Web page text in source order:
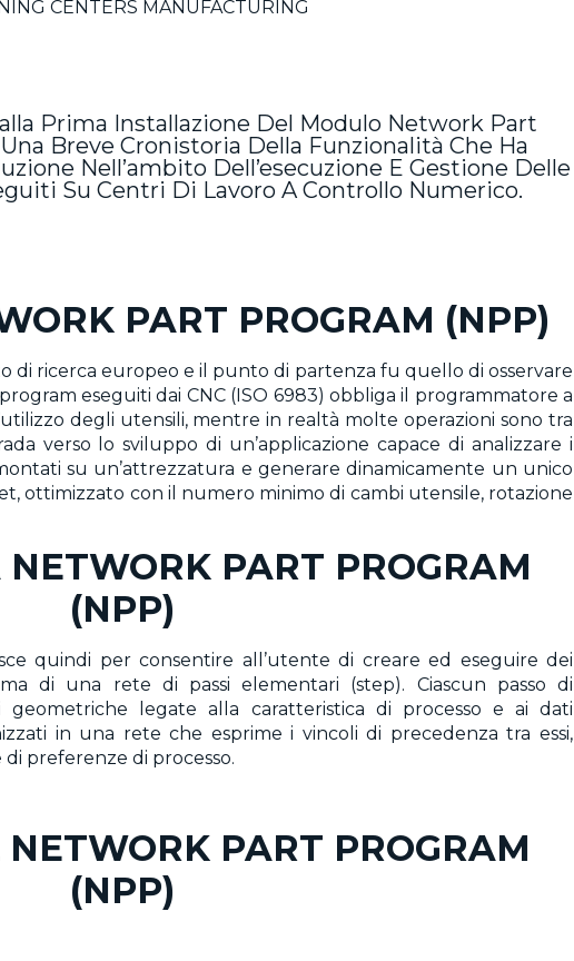
CENTERS MANUFACTURING
Prima Installazione Del Modulo Network Part
Breve Cronistoria Della Funzionalità Che Ha
Nell’ambito Dell’esecuzione E Gestione Delle
Su Centri Di Lavoro A Controllo Numerico.
PART PROGRAM (NPP)
di ricerca europeo e il punto di partenza fu quello di osservare
eseguiti dai CNC (ISO 6983) obbliga il programmatore a
degli utensili, mentre in realtà molte operazioni sono tra
verso lo sviluppo di un’applicazione capace di analizzare i
su un’attrezzatura e generare dinamicamente un unico
ottimizzato con il numero minimo di cambi utensile, rotazione
PART PROGRAM
(NPP)
quindi per consentire all’utente di creare ed eseguire dei
di una rete di passi elementari (step). Ciascun passo di
geometriche legate alla caratteristica di processo e ai dati
in una rete che esprime i vincoli di precedenza tra essi,
preferenze di processo.
PART PROGRAM
(NPP)